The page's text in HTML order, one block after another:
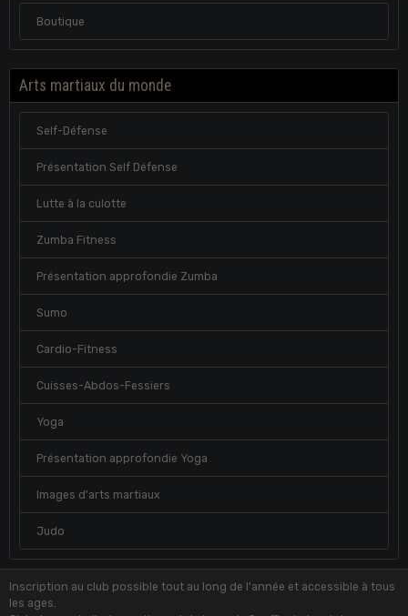
Boutique
Arts martiaux du monde
Self-Défense
Présentation Self Défense
Lutte à la culotte
Zumba Fitness
Présentation approfondie Zumba
Sumo
Cardio-Fitness
Cuisses-Abdos-Fessiers
Yoga
Présentation approfondie Yoga
Images d'arts martiaux
Judo
Inscription au club possible tout au long de l'année et accessible à tous
les ages.